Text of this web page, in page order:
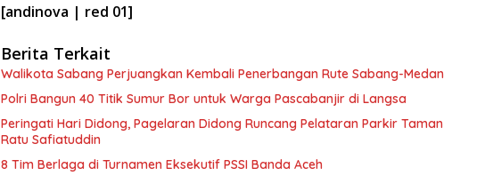
[andinova | red 01]
Berita Terkait
Walikota Sabang Perjuangkan Kembali Penerbangan Rute Sabang-Medan
Polri Bangun 40 Titik Sumur Bor untuk Warga Pascabanjir di Langsa
Peringati Hari Didong, Pagelaran Didong Runcang Pelataran Parkir Taman
Ratu Safiatuddin
8 Tim Berlaga di Turnamen Eksekutif PSSI Banda Aceh